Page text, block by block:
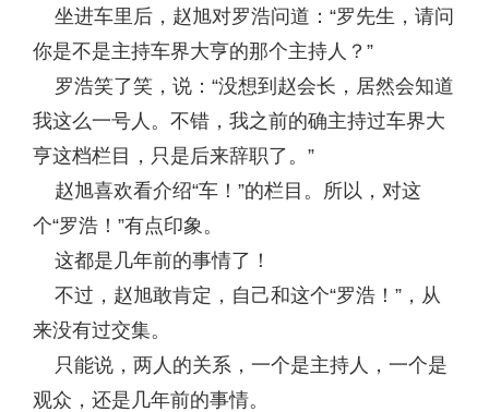
坐进车里后，赵旭对罗浩问道：“罗先生，请问
你是不是主持车界大亨的那个主持人？”
罗浩笑了笑，说：“没想到赵会长，居然会知道
我这么一号人。不错，我之前的确主持过车界大
亨这档栏目，只是后来辞职了。”
赵旭喜欢看介绍“车！”的栏目。所以，对这
个“罗浩！”有点印象。
这都是几年前的事情了！
不过，赵旭敢肯定，自己和这个“罗浩！”，从
来没有过交集。
只能说，两人的关系，一个是主持人，一个是
观众，还是几年前的事情。